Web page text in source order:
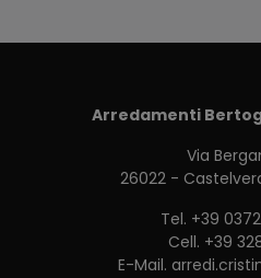
Arredamenti
Via
26022 -
Tel. +39
Cell. +39
E-Mail.